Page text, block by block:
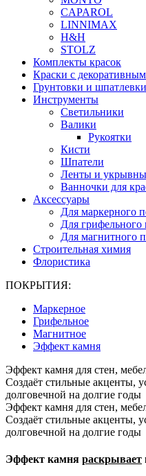
CAPAROL
LINNIMAX
H&H
STOLZ
Комплекты красок
Краски с
Грунтовки и шпатлевки
Инструменты
Светильники
Валики
Рукоятки
Кисти
Шпатели
Ленты и
Ванночки для
Аксессуары
Для маркерного
Для грифельного
Для магнитного
Строительная химия
Флористика
ПОКРЫТИЯ:
Маркерное
Грифельное
Магнитное
Эффект камня
Эффект камня для стен,
Создаёт стильные акценты,
долговечной на долгие годы
Эффект камня для стен,
Создаёт стильные акценты,
долговечной на долгие годы
Эффект камня раскрывает